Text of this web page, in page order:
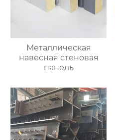
Металлическая
навесная стеновая
панель